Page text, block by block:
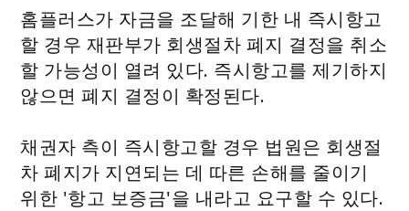
홈플러스가 자금을 조달해 기한 내 즉시항고
할 경우 재판부가 회생절차 폐지 결정을 취소
할 가능성이 열려 있다. 즉시항고를 제기하지
않으면 폐지 결정이 확정된다.
채권자 측이 즉시항고할 경우 법원은 회생절
차 폐지가 지연되는 데 따른 손해를 줄이기
위한 '항고 보증금'을 내라고 요구할 수 있다.